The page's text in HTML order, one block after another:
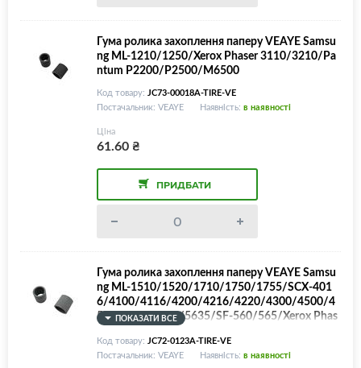
Гума ролика захоплення паперу VEAYE Samsu
ng ML-1210/1250/Xerox Phaser 3110/3210/Pa
ntum P2200/P2500/M6500
Код товару: JC73-00018A-TIRE-VE
Постачальник: VEAYE
Наявність: в наявності
Ціна
61.60₴
ПРИДБАТИ
Гума ролика захоплення паперу VEAYE Samsu
ng ML-1510/1520/1710/1750/1755/SCX-401
6/4100/4116/4200/4216/4220/4300/4500/4
520/4720/5535/5635/SF-560/565/Xerox Phas
er 3115/3120/3121/3130/3150/WorkCentre 3
119/Pe16/Pe114/Toshiba e-Studio 80S/JC72-0
1231A
ПОКАЗАТИ ВСЕ
Код товару: JC72-0123A-TIRE-VE
Постачальник: VEAYE
Наявність: в наявності